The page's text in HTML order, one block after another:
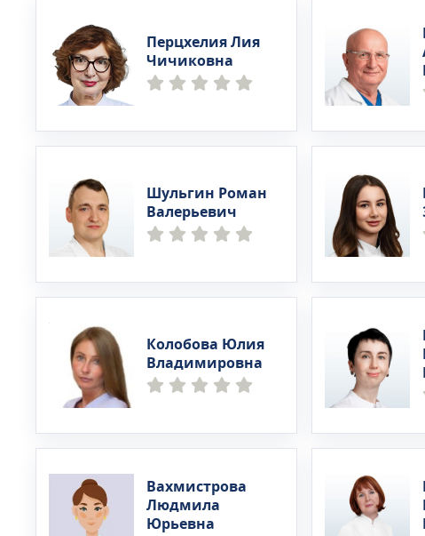
Перцхелия Лия
Чичиковна
Шульгин Роман
Валерьевич
Колобова Юлия
Владимировна
Вахмистрова
Людмила
Юрьевна